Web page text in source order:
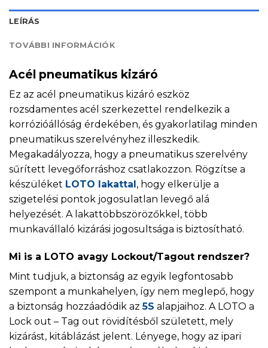
LEÍRÁS
TOVÁBBI INFORMÁCIÓK
Acél pneumatikus kizáró
Ez az acél pneumatikus kizáró eszköz
rozsdamentes acél szerkezettel rendelkezik a
korrózióállóság érdekében, és gyakorlatilag minden
pneumatikus szerelvényhez illeszkedik.
Megakadályozza, hogy a pneumatikus szerelvény
sűrített levegőforráshoz csatlakozzon. Rögzítse a
készüléket LOTO lakattal , hogy elkerülje a
szigetelési pontok jogosulatlan levegő alá
helyezését. A lakattöbbszörözőkkel, több
munkavállaló kizárási jogosultsága is biztosítható.
Mi is a LOTO avagy Lockout/Tagout rendszer?
Mint tudjuk, a biztonság az egyik legfontosabb
szempont a munkahelyen, így nem meglepő, hogy
a biztonság hozzáadódik az5S alapjaihoz. A LOTO a
Lock out – Tag out rövidítésből született, mely
kizárást, kitáblázást jelent. Lényege, hogy az ipari